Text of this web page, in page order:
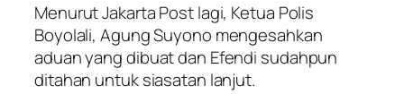
Menurut Jakarta Post lagi, Ketua Polis
Boyolali, Agung Suyono mengesahkan
aduan yang dibuat dan Efendi sudahpun
ditahan untuk siasatan lanjut.